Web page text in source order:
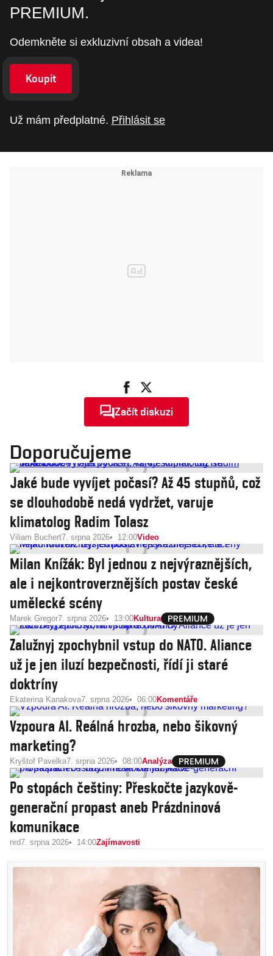
PREMIUM.
Odemkněte si exkluzivní obsah a videa!
Koupit
Už mám předplatné. Přihlásit se
Začít diskuzi
Doporučujeme
Jaké bude vyvíjet počasí? Až 45 stupňů, což
se dlouhodobě nedá vydržet, varuje
klimatolog Radim Tolasz
Viliam Buchert7. srpna 2026 12:00Video
Milan Knížák: Byl jednou z nejvýraznějších,
ale i nejkontroverznějších postav české
umělecké scény
Marek Gregor7. srpna 2026 13:00Kultura
Zalužnyj zpochybnil vstup do NATO. Aliance
už je jen iluzí bezpečnosti, řídí ji staré
doktríny
Ekaterina Kanakova7. srpna 2026 06:00Komentáře
Vzpoura AI. Reálná hrozba, nebo šikovný
marketing?
Kryštof Pavelka7. srpna 2026 08:00Analýza
Po stopách češtiny: Přeskočte jazykově-
generační propast aneb Prázdninová
komunikace
nrd7. srpna 2026 14:00Zajímavosti